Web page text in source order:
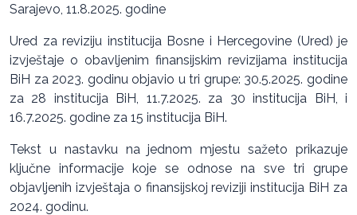
Sarajevo, 11.8.2025. godine
Ured za reviziju institucija Bosne i Hercegovine (Ured) je
izvještaje o obavljenim finansijskim revizijama institucija
BiH za 2023. godinu objavio u tri grupe: 30.5.2025. godine
za 28 institucija BiH, 11.7.2025. za 30 institucija BiH, i
16.7.2025. godine za 15 institucija BiH.
Tekst u nastavku na jednom mjestu sažeto prikazuje
ključne informacije koje se odnose na sve tri grupe
objavljenih izvještaja o finansijskoj reviziji institucija BiH za
2024. godinu.